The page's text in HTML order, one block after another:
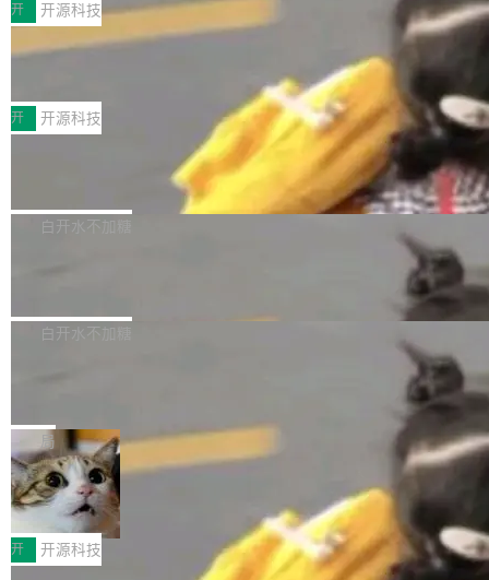
64 STAR64，以及 QEMU。 增强了对 POSIX.1
-2024 和 C23 编程接口标准的兼容性。 compat
_linux(8) 增强了对 Linux 系统调用的支持，包
括 epoll（围绕 kqueue 实现）、POSIX 消息队
列、...
享会在上海举办。鸿蒙生态的全场景智慧营销平
台鲸鸿动能协同华为游戏中心，面向游戏行业开
发者及生态伙伴，系统呈现了平台在游戏领域的
完整能力版图——从IAP高价值用户的全周期经
营、到IAA游戏的“买变一体”正循环、再到联运与
广告协同的全链路经营闭环，以及面向全球市场
的出海增长布局。 华为终端云业务商业化销售负
责人在开场致辞中表示，游戏开发者的核心诉求
已不再是“多一个投放渠道”，而是一套能够持续
高质量游戏...
开 开源科技
技嘉X3D系列再添新成员 B850 AORU
面向AMD Ryzen X3D处理器玩家，技嘉X3D系
列主板阵容迎来新成员——B850 AORUS ELITE
X3D。作为面向主流高性能平台打造的全新主板
产品，B850 AORUS ELITE X3D延续技嘉在X3
D平台优化上的技术积累，旨在为游戏玩家带来
更稳定、更高效的装机选择。 B850 AORUS ELI
式2.0，可根据不同使用场景释放处理器潜力，
开 开源科技
Zadig v5.0 发布：AI 发布专员与 AI 审
我们团队这几天最大的卡点不是 AI 写得不够
好，是 AI 写得太好了。 好到审查排期从两天的
过 1528 名开发者，85% 说 AI 把瓶颈从写代码
白开水不加糖
数据库，有一个图形后端。作为一个原生的 Gra
布，具体更新内容包括： feat(zero)：Zero 现
支持 --security superflag（token=...;whitelist
=...），与 Alpha 版本的格式一致，并据此对其
管理 HTTP 端点进行授权。 <blockquote> <p>
<span><strong>警告：</strong>&nbsp;Zero
的 admin ...
白开水不加糖
块钱的玩意儿——一根小竹签，一个竹筒，一头
系着涂了松香的线。甩起来，竹膜震动，发出“哇
——哇”的蝉鸣声。实物越来越难找了，有开发者
把它做成了 Web 玩具，放在 zhuzhiliao.imsai.c
c 上，并在 GitHub 开源。 玩法很简单：按住屏
幕画圈，或者直接甩手机。页面会实时显示转速
局
30倍效率升级：解锁医学影像数据要素
价值化的真实路径
完成一例腹部CT影像标注，张医生过去需要约1
20个小时。他必须在数百张连续影像上，一笔一
笔勾画边界，一层一层识别肌肉组织。如今，使
开 开源科技